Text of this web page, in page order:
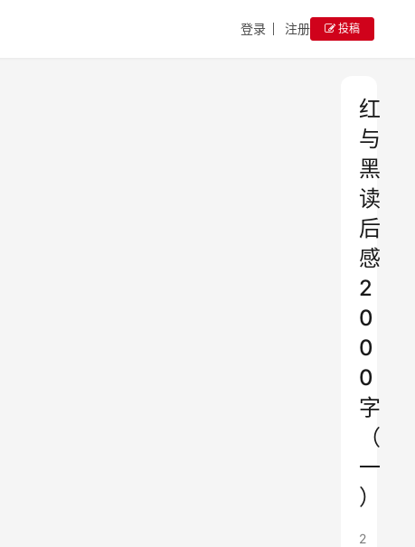
登录 注册 投稿
红
与
黑
读
后
感
2
0
0
0
字
（
一
）
2